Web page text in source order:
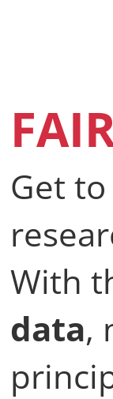
Get
With
data,